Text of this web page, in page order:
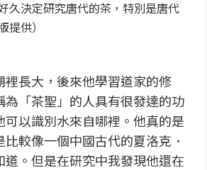
久決定研究唐代的茶，特別是唐代
供）
裡長大，後來他學習道家的修
為「茶聖」的人具有很發達的功
可以識別水來自哪裡。他真的是
較像一個中國古代的夏洛克．
。但是在研究中我發現他還在